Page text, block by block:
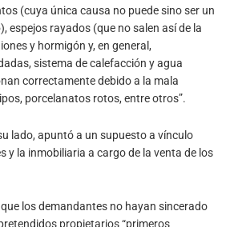
(cuya única causa no puede sino ser un
espejos rayados (que no salen así de la
y hormigón y, en general,
sistema de calefacción y agua
correctamente debido a la mala
porcelanatos rotos, entre otros”.
lado, apuntó a un supuesto a vínculo
y la inmobiliaria a cargo de la venta de los
los demandantes no hayan sincerado
propietarios “primeros